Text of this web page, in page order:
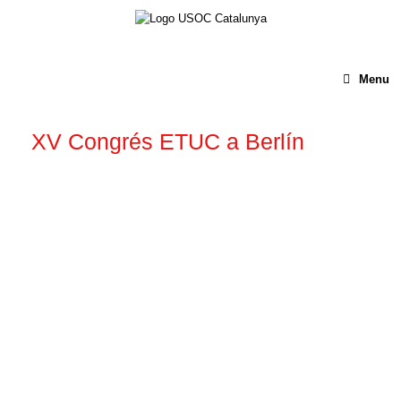
Menu
XV Congrés ETUC a Berlín